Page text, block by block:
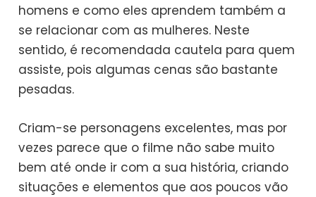
homens e como eles aprendem também a
se relacionar com as mulheres. Neste
sentido, é recomendada cautela para quem
assiste, pois algumas cenas são bastante
pesadas.
Criam-se personagens excelentes, mas por
vezes parece que o filme não sabe muito
bem até onde ir com a sua história, criando
situações e elementos que aos poucos vão